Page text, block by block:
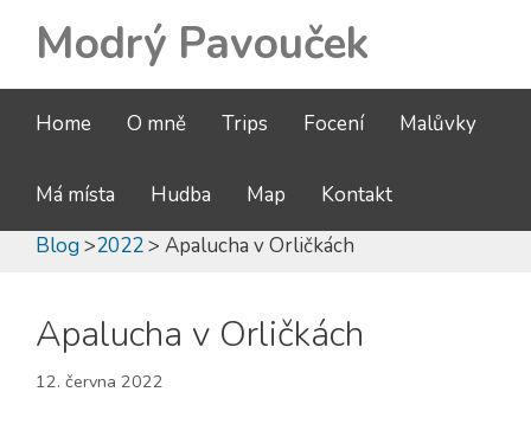
Modrý Pavouček
Home O mně Trips Focení Malůvky
Má místa Hudba Map
Kontakt
Blog >2022> Apalucha v Orličkách
Apalucha v Orličkách
12. června 2022